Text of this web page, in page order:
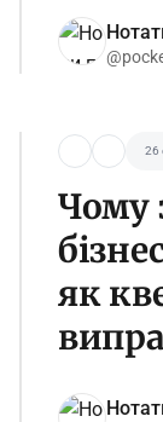
26
Чому
як